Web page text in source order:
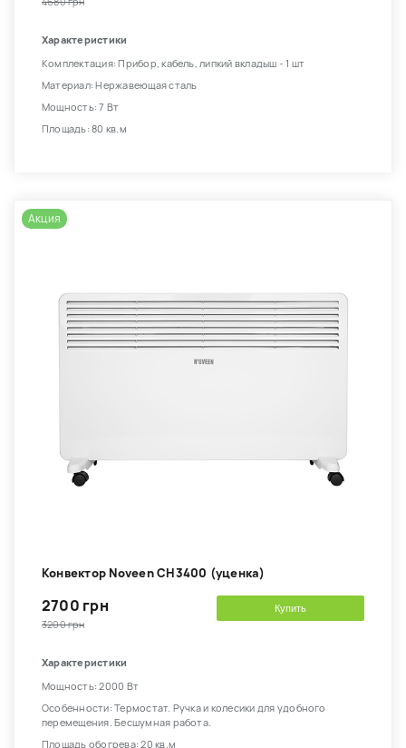
Характеристики
Комплектация: Прибор, кабель, липкий вкладыш - 1 шт
Материал: Нержавеющая сталь
Мощность: 7 Вт
Площадь: 80 кв.м
Акция
Конвектор Noveen CH3400 (уценка)
2700 грн
3200 грн
Купить
Характеристики
Мощность: 2000 Вт
Особенности: Термостат. Ручка и колесики для удобного
перемещения. Бесшумная работа.
Площадь обогрева: 20 кв.м